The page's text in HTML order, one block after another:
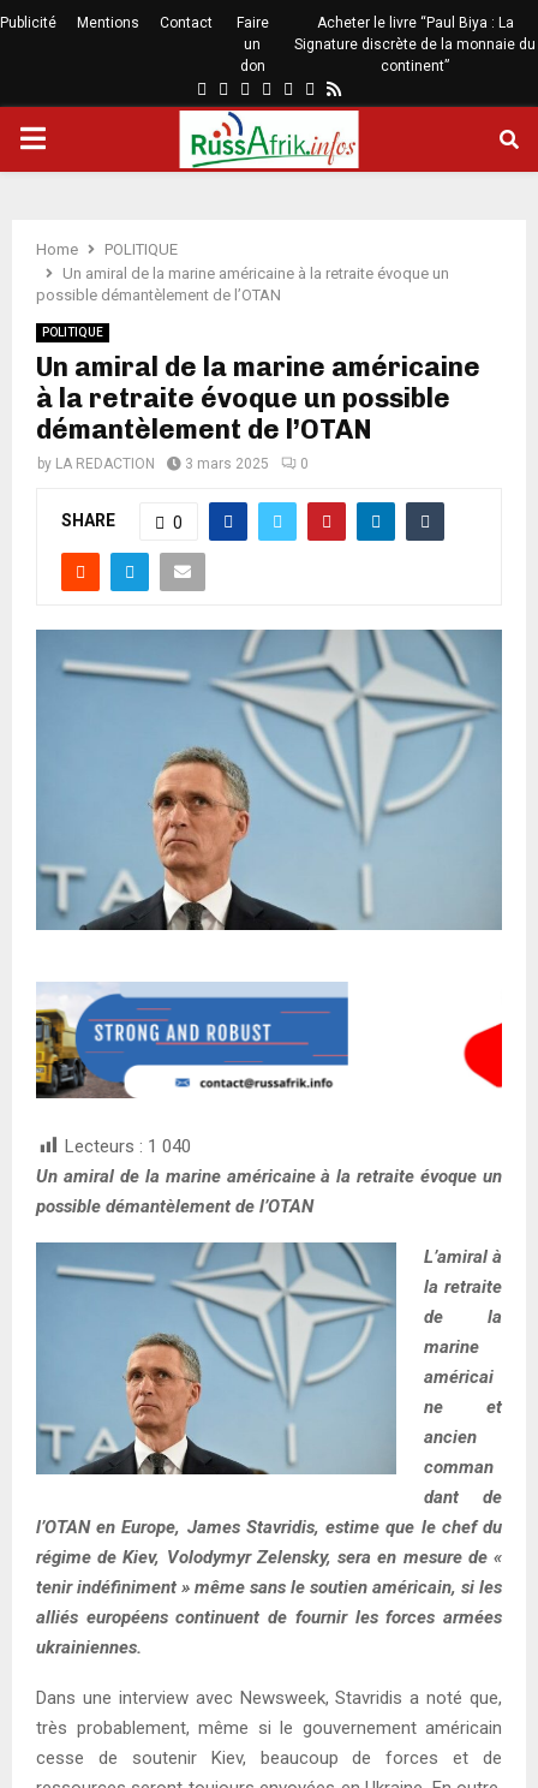
Publicité Mentions Contact
Faire
un
don
Acheter le livre “Paul Biya : La
Signature discrète de la monnaie du
continent”
Home
POLITIQUE
Un amiral de la marine américaine à la retraite évoque un
possible démantèlement de l’OTAN
POLITIQUE
Un amiral de la marine américaine
à la retraite évoque un possible
démantèlement de l’OTAN
by LA REDACTION 3 mars 2025 0
SHARE 0
Lecteurs : 1 040
Un amiral de la marine américaine à la retraite évoque un
possible démantèlement de l’OTAN
L’amiral à
la retraite
de la
marine
américai
ne et
ancien
comman
dant de
l’OTAN en Europe, James Stavridis, estime que le chef du
régime de Kiev, Volodymyr Zelensky, sera en mesure de «
tenir indéfiniment » même sans le soutien américain, si les
alliés européens continuent de fournir les forces armées
ukrainiennes.
Dans une interview avec Newsweek, Stavridis a noté que,
très probablement, même si le gouvernement américain
cesse de soutenir Kiev, beaucoup de forces et de